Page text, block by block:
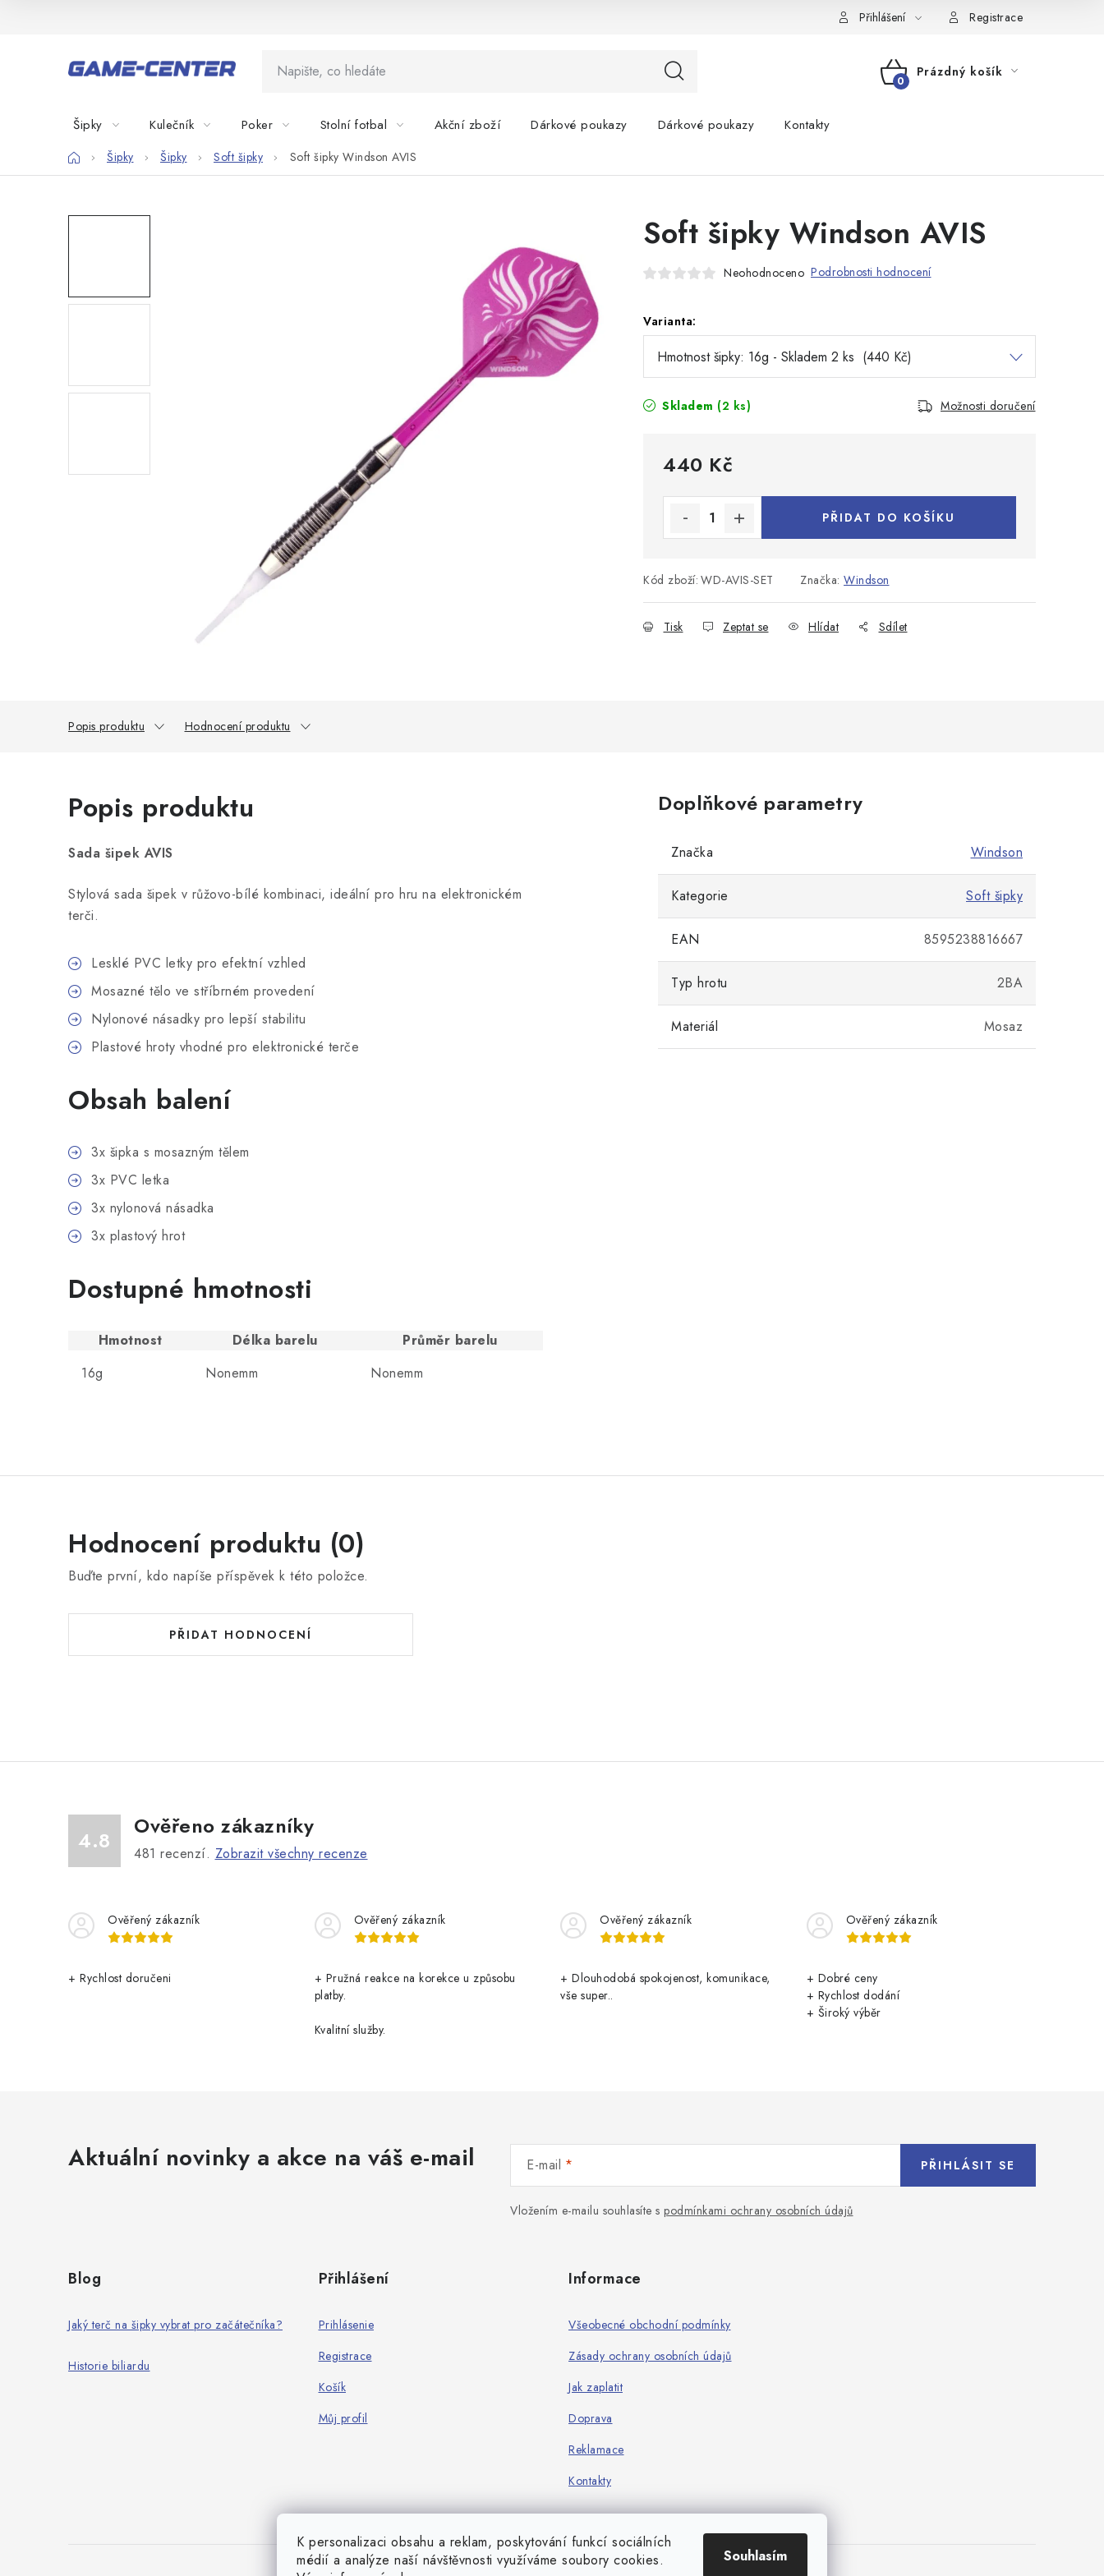
K personalizaci obsahu a reklam, poskytování funkcí sociálních
médií a analýze naší návštěvnosti využíváme soubory cookies.
Souhlasím
Přihlášení Registrace
NÁKUPNÍ
Prázdný košík
Šipky Kulečník Poker Stolní fotbal Akční zboží Dárkové poukazy Dárkové poukazy Kontakty
DomůŠipky Šipky Soft šipky Soft šipky Windson AVIS
Soft šipky Windson AVIS
Neohodnoceno Podrobnosti hodnocení
Varianta:
Skladem (2 ks) Možnosti doručení
440 Kč
PŘIDAT DO KOŠÍKU
Kód zboží: WD-AVIS-SET Značka: Windson
Tisk Zeptat se Hlídat Sdílet
Popis produktu Hodnocení produktu
Popis produktu
Sada šipek AVIS
Stylová sada šipek v růžovo-bílé kombinaci, ideální pro hru na elektronickém
terči.
Lesklé PVC letky pro efektní vzhled
Mosazné tělo ve stříbrném provedení
Nylonové násadky pro lepší stabilitu
Plastové hroty vhodné pro elektronické terče
Obsah balení
3x šipka s mosazným tělem
3x PVC letka
3x nylonová násadka
3x plastový hrot
Dostupné hmotnosti
Hmotnost Délka barelu
Průměr barelu
16g
Nonemm Nonemm
Doplňkové parametry
Značka Windson
Kategorie Soft šipky
EAN 8595238816667
Typ hrotu 2BA
Materiál Mosaz
Hodnocení produktu (0)
Buďte první, kdo napíše příspěvek k této položce.
PŘIDAT HODNOCENÍ
4.8
Ověřeno zákazníky
481 recenzí. Zobrazit všechny recenze
Ověřený zákazník
+ Rychlost doručeni
Ověřený zákazník
+ Pružná reakce na korekce u způsobu
platby.
Kvalitní služby.
Ověřený zákazník
+ Dlouhodobá spokojenost, komunikace,
vše super..
Ověřený zákazník
+ Dobré ceny
+ Rychlost dodání
+ Široký výběr
Aktuální novinky a akce na váš e-mail E-mail
Vložením e-mailu souhlasíte s podmínkami ochrany osobních údajů
PŘIHLÁSIT SE
Blog
Jaký terč na šipky vybrat pro začátečníka?
Historie biliardu
Přihlášení
Prihlásenie
Registrace
Košík
Můj profil
Informace
Všeobecné obchodní podmínky
Zásady ochrany osobních údajů
Jak zaplatit
Doprava
Reklamace
Kontakty